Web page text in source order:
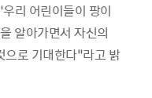
리 어린이들이 팡이
알아가면서 자신의
로 기대한다”라고 밝